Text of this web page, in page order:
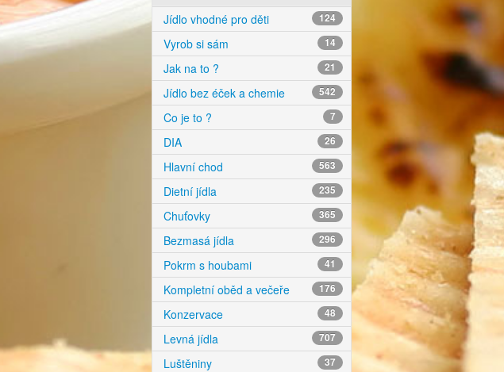
Jídlo vhodné pro děti 124
Vyrob si sám 14
Jak na to ? 21
Jídlo bez éček a chemie 542
Co je to ? 7
DIA 26
Hlavní chod 563
Dietní jídla 235
Chuťovky 365
Bezmasá jídla 296
Pokrm s houbami 41
Kompletní oběd a večeře 176
Konzervace 48
Levná jídla 707
Luštěniny 37